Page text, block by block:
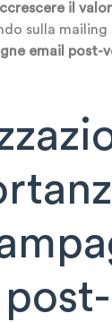
il
sulla
email post-